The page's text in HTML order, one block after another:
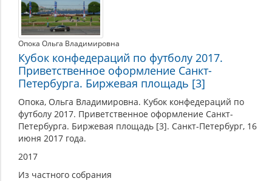
Опока Ольга Владимировна
Кубок конфедераций по футболу 2017.
Приветственное оформление Санкт-
Петербурга. Биржевая площадь [3]
Опока, Ольга Владимировна. Кубок конфедераций по
футболу 2017. Приветственное оформление Санкт-
Петербурга. Биржевая площадь [3]. Санкт-Петербург, 16
июня 2017 года.
2017
Из частного собрания